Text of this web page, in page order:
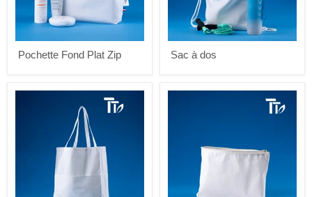
Pochette Fond Plat Zip Sac à dos